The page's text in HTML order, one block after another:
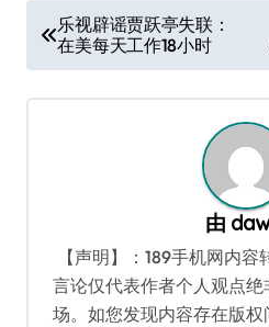
章
导
乐视辟谣贾跃亭失联：
在美每天工作18小时
由
【声明】：189手机网内
言论仅代表作者个人观点
场。如您发现内容存在版